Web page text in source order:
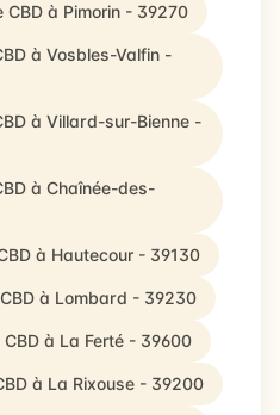
à Pimorin - 39270
à Vosbles-Valfin -
à Villard-sur-Bienne -
à Chaînée-des-
à Hautecour - 39130
à Lombard - 39230
à La Ferté - 39600
à La Rixouse - 39200